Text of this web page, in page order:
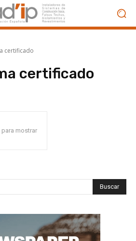
certificado
certificado
mostrar
Buscar